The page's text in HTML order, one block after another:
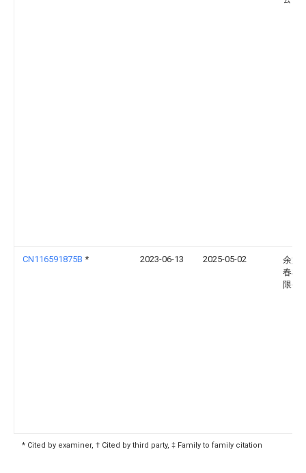
CN116591875B * 2023-06-13 2025-05-02
余姚
春机
限公
* Cited by examiner, † Cited by third party, ‡ Family to family citation